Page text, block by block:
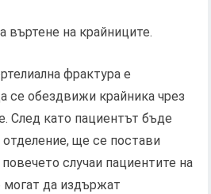
въртене на крайниците.
фрактура е
се обездвижи крайника чрез
След като пациентът бъде
ще се постави
случаи пациентите на
могат да издържат